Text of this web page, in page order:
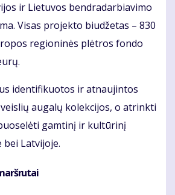
ir Lietuvos bendradarbiavimo
Visas projekto biudžetas – 830
regioninės plėtros fondo
identifikuotos ir atnaujintos
augalų kolekcijos, o atrinkti
gamtinį ir kultūrinį
bei Latvijoje.